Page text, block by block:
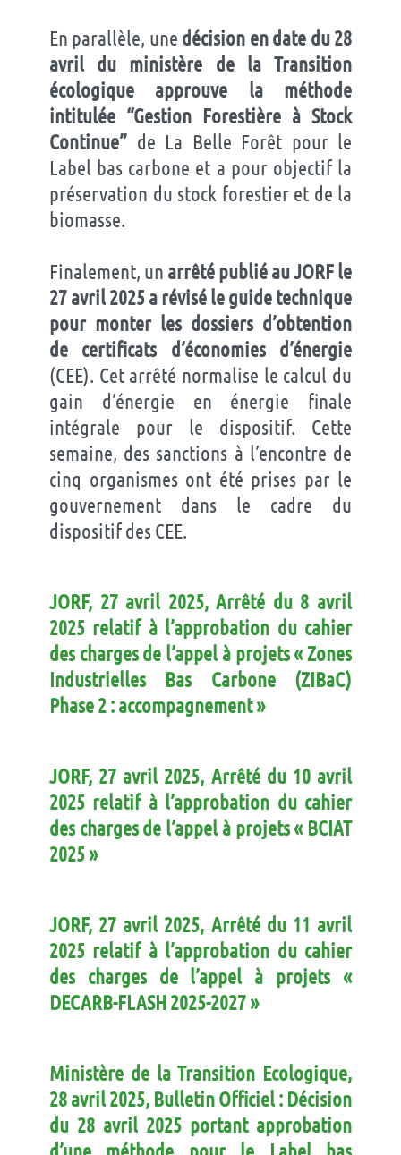
En parallèle, une décision en date du 28
avril du ministère de la Transition
écologique approuve la méthode
intitulée “Gestion Forestière à Stock
Continue” de La Belle Forêt pour le
Label bas carbone et a pour objectif la
préservation du stock forestier et de la
biomasse.
Finalement, un arrêté publié au JORF le
27 avril 2025 a révisé le guide technique
pour monter les dossiers d’obtention
de certificats d’économies d’énergie
(CEE). Cet arrêté normalise le calcul du
gain d’énergie en énergie finale
intégrale pour le dispositif. Cette
semaine, des sanctions à l’encontre de
cinq organismes ont été prises par le
gouvernement dans le cadre du
dispositif des CEE.
JORF, 27 avril 2025, Arrêté du 8 avril
2025 relatif à l’approbation du cahier
des charges de l’appel à projets « Zones
Industrielles Bas Carbone (ZIBaC)
Phase 2 : accompagnement »
JORF, 27 avril 2025, Arrêté du 10 avril
2025 relatif à l’approbation du cahier
des charges de l’appel à projets « BCIAT
2025 »
JORF, 27 avril 2025, Arrêté du 11 avril
2025 relatif à l’approbation du cahier
des charges de l’appel à projets «
DECARB-FLASH 2025-2027 »
Ministère de la Transition Ecologique,
28 avril 2025, Bulletin Officiel : Décision
du 28 avril 2025 portant approbation